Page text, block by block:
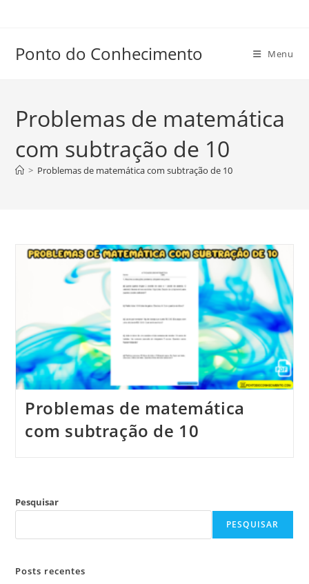
conteúdo
Ponto do Conhecimento Menu
Problemas de matemática
com subtração de 10
> Problemas de matemática com subtração de 10
Problemas de matemática
com subtração de 10
Pesquisar
PESQUISAR
Posts recentes